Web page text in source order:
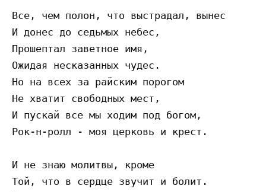
Все, чем полон, что выстрадал, вынес
И донес до седьмых небес,
Прошептал заветное имя,
Ожидая несказанных чудес.
Но на всех за райским порогом
Не хватит свободных мест,
И пускай все мы ходим под богом,
Рок-н-ролл - моя церковь и крест.
И не знаю молитвы, кроме
Той, что в сердце звучит и болит.